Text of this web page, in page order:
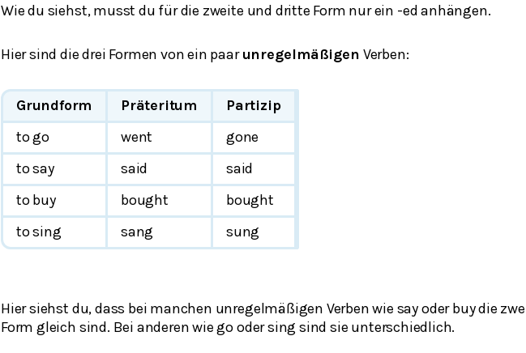
Wie du siehst, musst du für die zweite und dritte Form nur ein -edanhängen.
Hier sind die drei Formen von ein paarunregelmäßigen Verben:
Grundform Präteritum
Partizip
to go
went
gone
to say
said
said
to buy
bought
bought
to sing
sang sung
Hier siehst du, dass bei manchen unregelmäßigen Verben wie sayoderbuydie
Form gleich sind. Bei anderen wiegoodersing sind sie unterschiedlich.